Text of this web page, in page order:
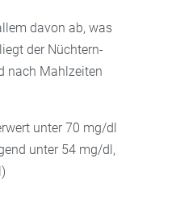
davon ab, was
der Nüchtern-
nach Mahlzeiten
unter 70 mg/dl
unter 54 mg/dl,